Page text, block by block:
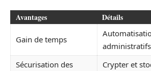
Avantages Détails
Gain de temps
Sécurisation des
Crypter et